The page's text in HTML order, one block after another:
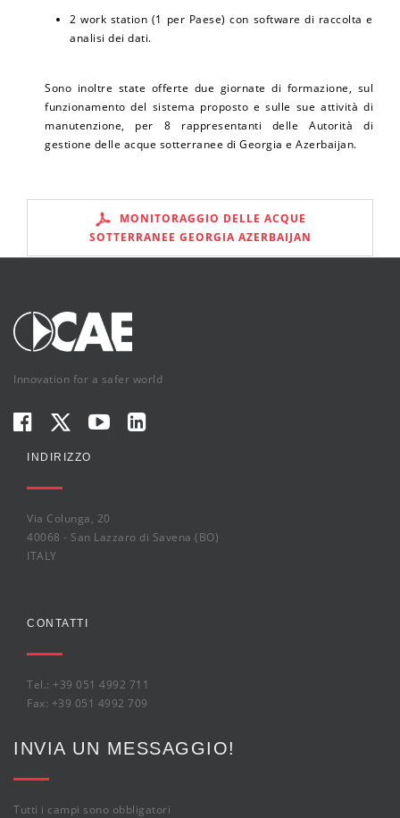
2 work station (1 per Paese) con software di raccolta e
analisi dei dati.
Sono inoltre state offerte due giornate di formazione, sul
funzionamento del sistema proposto e sulle sue attività di
manutenzione, per 8 rappresentanti delle Autorità di
gestione delle acque sotterranee di Georgia e Azerbaijan.
MONITORAGGIO DELLE ACQUE
SOTTERRANEE GEORGIA AZERBAIJAN
Innovation for a safer world
INDIRIZZO
Via Colunga, 20
40068 - San Lazzaro di Savena (BO)
ITALY
CONTATTI
Tel.: +39 051 4992 711
Fax: +39 051 4992 709
INVIA UN MESSAGGIO!
Tutti i campi sono obbligatori